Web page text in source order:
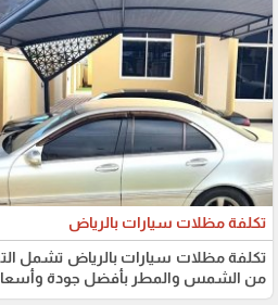
تكلفة مظلات سيارات بالرياض
تكلفة مظلات سيارات بالرياض تشمل
من الشمس والمطر بأفضل جودة وأسعار